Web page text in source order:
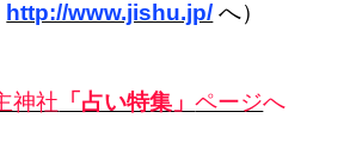
http://www.jishu.jp/ へ）
神社 「占い特集」ページへ